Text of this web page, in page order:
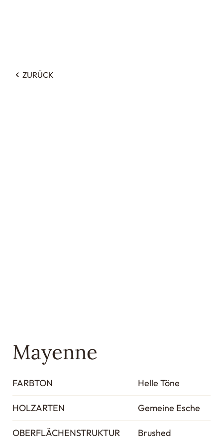
ZURÜCK
Mayenne
FARBTON Helle Töne
HOLZARTEN Gemeine Esche
OBERFLÄCHENSTRUKTUR Brushed